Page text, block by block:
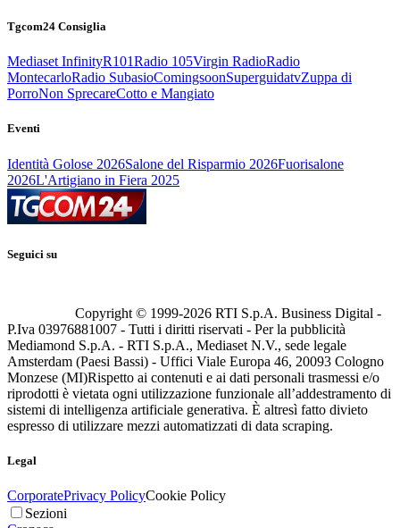
Tgcom24 Consiglia
Mediaset InfinityR101Radio 105Virgin RadioRadio
MontecarloRadio SubasioComingsoonSuperguidatvZuppa di
PorroNon SprecareCotto e Mangiato
Eventi
Identità Golose 2026Salone del Risparmio 2026Fuorisalone
2026L'Artigiano in Fiera 2025
Seguici su
Copyright © 1999-2026 RTI S.p.A. Business Digital -
P.Iva 03976881007 - Tutti i diritti riservati - Per la pubblicità
Mediamond S.p.A. - RTI S.p.A., Mediaset N.V., sede legale
Amsterdam (Paesi Bassi) - Uffici Viale Europa 46, 20093 Cologno
Monzese (MI)Rispetto ai contenuti e ai dati personali trasmessi e/o
riprodotti è vietata ogni utilizzazione funzionale all’addestramento di
sistemi di intelligenza artificiale generativa. È altresì fatto divieto
espresso di utilizzare mezzi automatizzati di data scraping.
Legal
CorporatePrivacy PolicyCookie Policy
Sezioni